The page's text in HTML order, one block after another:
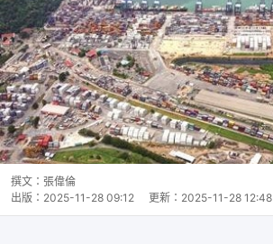
撰文： 張偉倫
出版： 2025-11-28 09:12 更新： 2025-11-28 12:48